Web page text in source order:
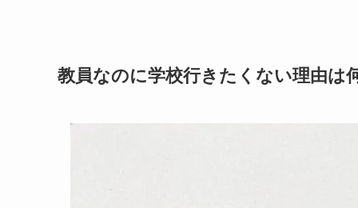
教員なのに学校行きたくない理由は